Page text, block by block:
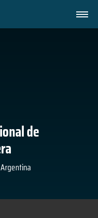
de
Argentina